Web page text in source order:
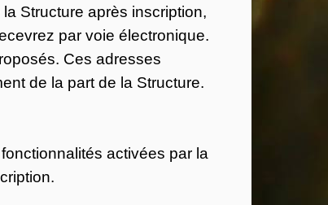
Structure après inscription,
par voie électronique.
Ces adresses
de la part de la Structure.
activées par la